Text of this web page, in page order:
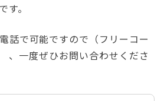
す。
話で可能ですので（フリーコー
、一度ぜひお問い合わせくださ